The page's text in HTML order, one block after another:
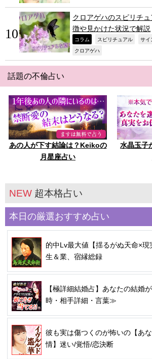
クロアゲハのスピリチ
徴や見かけた状況で解説
コラム スピリチュアル サイ
クロアゲハ
話題の不倫占い
あの人が下す結論は？Keikoの
月星座占い
水晶玉子
NEW 超本格占い
本日の厳選おすすめ占い
的中Lv最大値【揺るがぬ天命×現
生＆業、宿縁総録
【極詳細結婚占】あなたの結婚
時・相手詳細・言葉≫
彼も実は傷つくのが怖いの【あ
情】迷い/覚悟/恋決断